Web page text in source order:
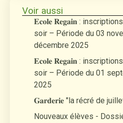
Voir aussi
𝐄𝐜𝐨𝐥𝐞 𝐑𝐞𝐠𝐚𝐢𝐧 :
soir – Période du 03
décembre 2025
𝐄𝐜𝐨𝐥𝐞 𝐑𝐞𝐠𝐚𝐢𝐧 :
soir – Période du 01
2025
𝐆𝐚𝐫𝐝𝐞𝐫𝐢𝐞 "la récré de
Nouveaux élèves -